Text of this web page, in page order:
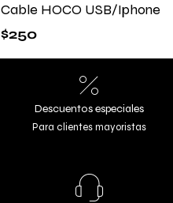
Cable HOCO USB/Iphone
$250
Descuentos especiales
Para clientes mayoristas